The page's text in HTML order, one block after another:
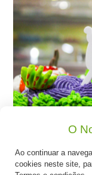
O
Ao continuar a
cookies neste site,